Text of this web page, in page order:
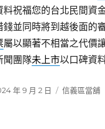
料祝福您的台北民間資
錢並同時將到越後面的
屬以顯著不相當之代價
聞團隊未上市以口碑資
年 9 月 2 日
分
信義區當舖